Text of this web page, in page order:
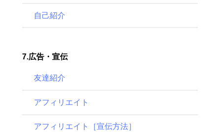
自己紹介
7.広告・宣伝
友達紹介
アフィリエイト
アフィリエイト［宣伝方法］